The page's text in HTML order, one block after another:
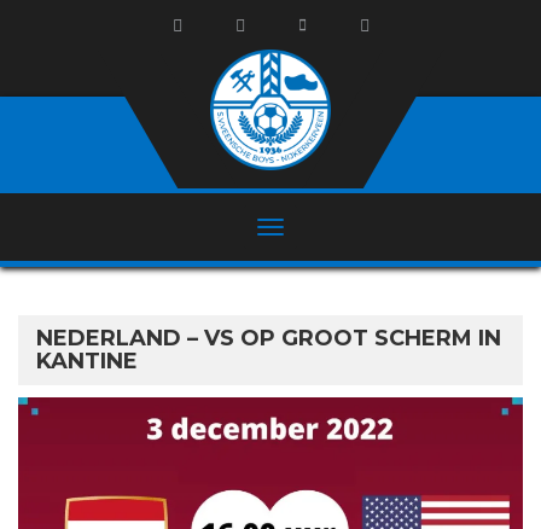
NEDERLAND – VS OP GROOT SCHERM IN
KANTINE